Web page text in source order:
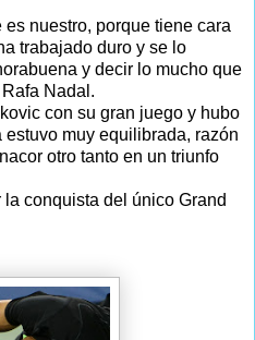
nuestro, porque tiene cara
trabajado duro y se lo
y decir lo mucho que
Nadal.
con su gran juego y hubo
muy equilibrada, razón
otro tanto en un triunfo
conquista del único Grand